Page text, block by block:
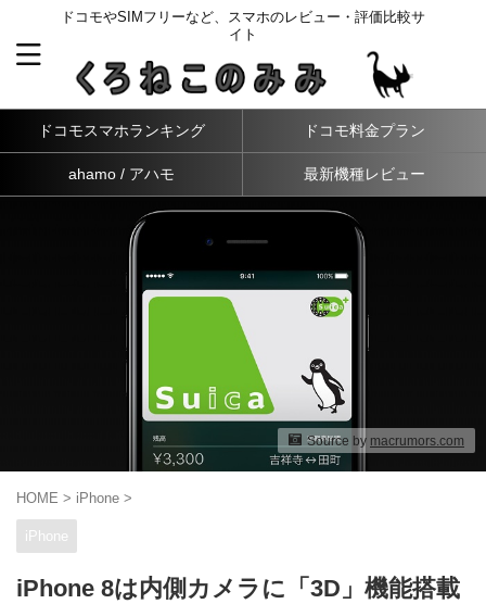
ドコモやSIMフリーなど、スマホのレビュー・評価比較サ
イト
ドコモスマホランキング ドコモ料金プラン
ahamo / アハモ 最新機種レビュー
Source by macrumors.com
HOME > iPhone >
iPhone
iPhone 8は内側カメラに「3D」機能搭載